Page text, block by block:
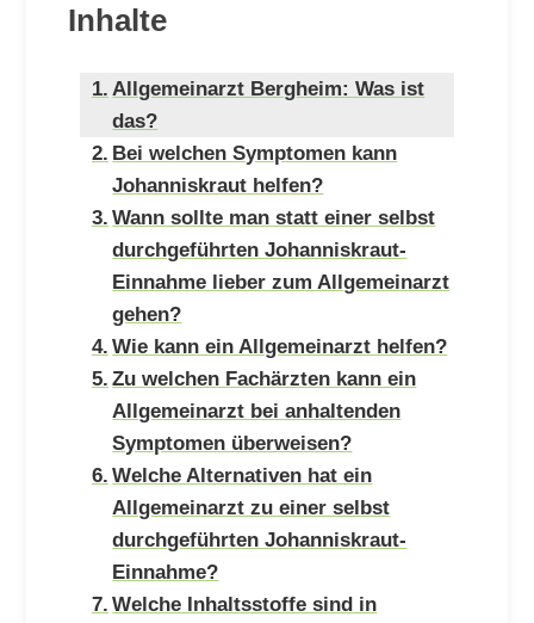
Inhalte
Allgemeinarzt Bergheim: Was ist
das?
Bei welchen Symptomen kann
Johanniskraut helfen?
Wann sollte man statt einer selbst
durchgeführten Johanniskraut-
Einnahme lieber zum Allgemeinarzt
gehen?
Wie kann ein Allgemeinarzt helfen?
Zu welchen Fachärzten kann ein
Allgemeinarzt bei anhaltenden
Symptomen überweisen?
Welche Alternativen hat ein
Allgemeinarzt zu einer selbst
durchgeführten Johanniskraut-
Einnahme?
Welche Inhaltsstoffe sind in